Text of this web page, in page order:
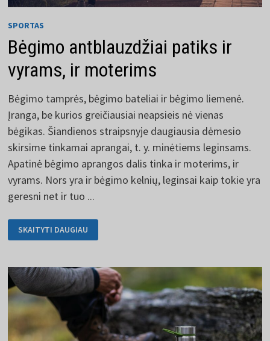
SPORTAS
Bėgimo antblauzdžiai patiks ir
vyrams, ir moterims
Bėgimo tamprės, bėgimo bateliai ir bėgimo liemenė.
Įranga, be kurios greičiausiai neapsieis nė vienas
bėgikas. Šiandienos straipsnyje daugiausia dėmesio
skirsime tinkamai aprangai, t. y. minėtiems leginsams.
Apatinė bėgimo aprangos dalis tinka ir moterims, ir
vyrams. Nors yra ir bėgimo kelnių, leginsai kaip tokie yra
geresni net ir tuo ...
ANTBLAUZDŽIAI
PATIKS
IR
MOTERIMS
SKAITYTI DAUGIAU